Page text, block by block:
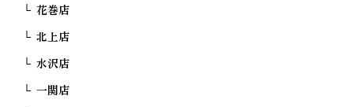
花巻店
北上店
水沢店
一関店